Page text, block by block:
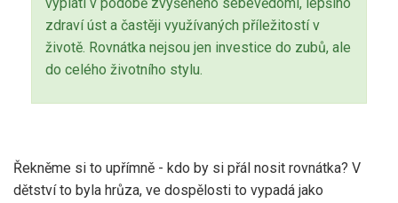
zdraví úst a častěji využívaných příležitostí v
životě. Rovnátka nejsou jen investice do zubů, ale
do celého životního stylu.
Řekněme si to upřímně - kdo by si přál nosit rovnátka? V
dětství to byla hrůza, ve dospělosti to vypadá jako